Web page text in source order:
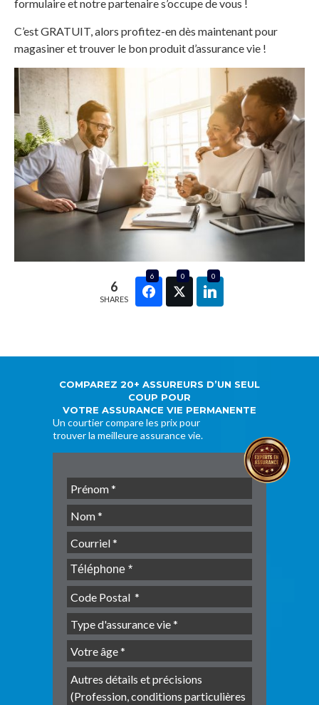
formulaire et notre partenaire s’occupe de vous !
C’est GRATUIT, alors profitez-en dès maintenant pour
magasiner et trouver le bon produit d’assurance vie !
6
SHARES
6 0 0
COMPAREZ 20+ ASSUREURS D’UN SEUL
COUP POUR
VOTRE ASSURANCE VIE PERMANENTE
Un courtier compare les prix pour
trouver la meilleure assurance vie.